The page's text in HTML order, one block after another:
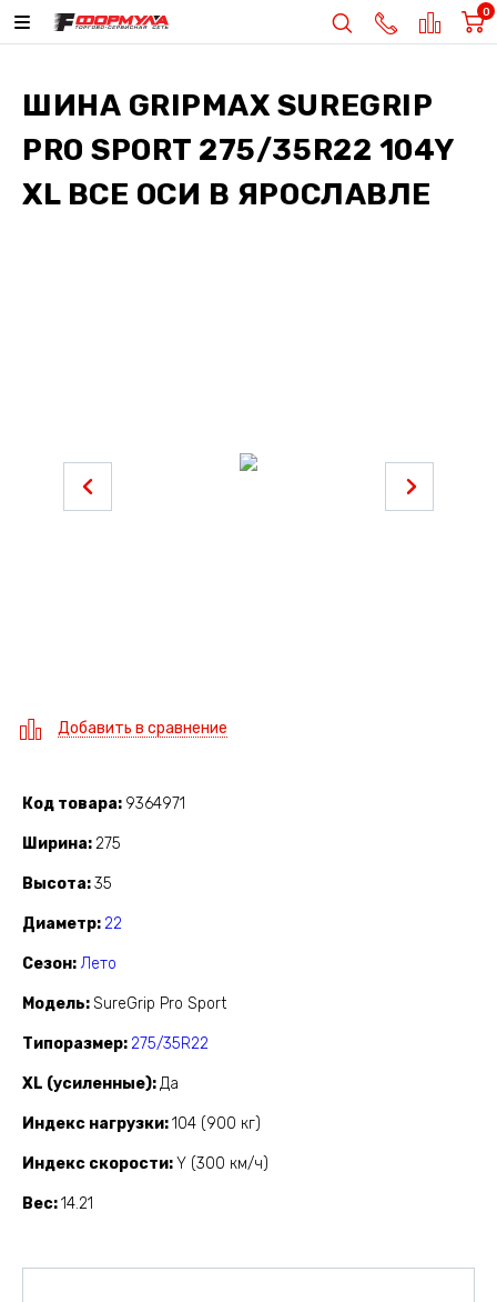
0
ШИНА GRIPMAX SUREGRIP
PRO SPORT 275/35R22 104Y
XL ВСЕ ОСИ В ЯРОСЛАВЛЕ
Добавить в сравнение
Код товара 9364971
Ширина 275
Высота 35
Диаметр 22
Сезон Лето
Модель SureGrip Pro Sport
Типоразмер 275/35R22
XL (усиленные) Да
Индекс нагрузки 104 (900 кг)
Индекс скорости Y (300 км/ч)
Вес 14.21